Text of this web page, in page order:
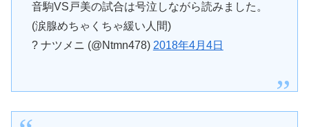
音駒VS戸美の試合は号泣しながら読みました。
(涙腺めちゃくちゃ緩い人間)
? ナツメニ (@Ntmn478) 2018年4月4日